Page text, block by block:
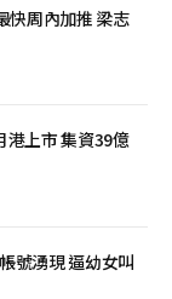
快周內加推 梁志
港上市 集資39億
號湧現 逼幼女叫